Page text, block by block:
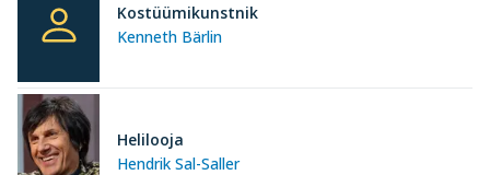
Kenneth Bärlin
Kostüümikunstnik
Hendrik Sal-Saller
Helilooja